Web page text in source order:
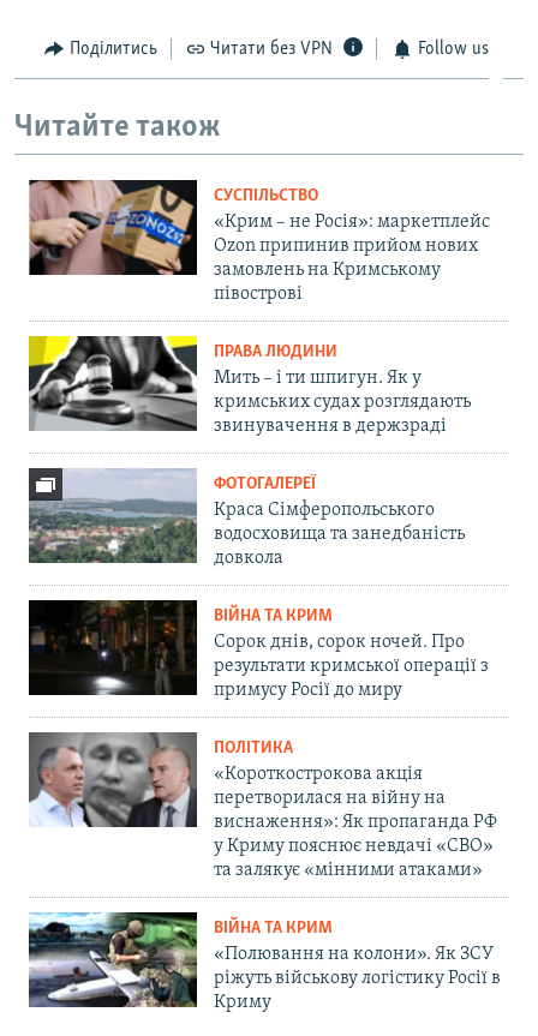
Поділитись Читати без VPN Follow us
Читайте також
СУСПІЛЬСТВО
«Крим – не Росія»: маркетплейс
Ozon припинив прийом нових
замовлень на Кримському
півострові
ПРАВА ЛЮДИНИ
Мить – і ти шпигун. Як у
кримських судах розглядають
звинувачення в держзраді
ФОТОГАЛЕРЕЇ
Краса Сімферопольського
водосховища та занедбаність
довкола
ВІЙНА ТА КРИМ
Сорок днів, сорок ночей. Про
результати кримської операції з
примусу Росії до миру
ПОЛІТИКА
«Короткострокова акція
перетворилася на війну на
виснаження»: Як пропаганда РФ
у Криму пояснює невдачі «СВО»
та залякує «мінними атаками»
ВІЙНА ТА КРИМ
«Полювання на колони». Як ЗСУ
ріжуть військову логістику Росії в
Криму